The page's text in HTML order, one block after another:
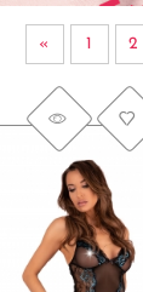
« 1 2